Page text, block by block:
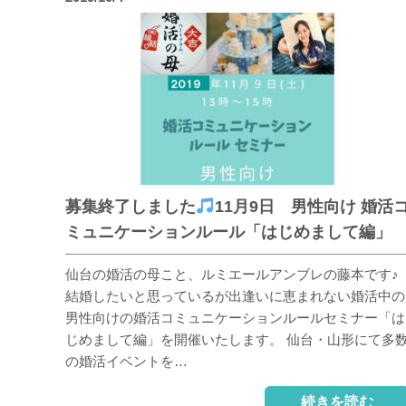
募集終了しました
11月9日 男性向け 婚活
ミュニケーションルール「はじめまして編」
仙台の婚活の母こと、ルミエールアンブレの藤本です♪
結婚したいと思っているが出逢いに恵まれない婚活中の
男性向けの婚活コミュニケーションルールセミナー「は
じめまして編」を開催いたします。 仙台・山形にて多
の婚活イベントを…
続きを読む